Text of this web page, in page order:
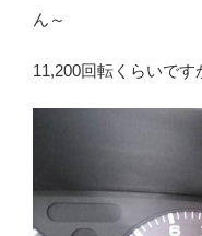
ん～
11,200回転くらいです